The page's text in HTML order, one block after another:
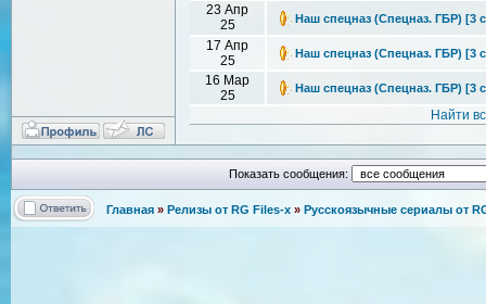
23 Апр
25
Наш спецназ (Спецназ. ГБР) [3
17 Апр
25
Наш спецназ (Спецназ. ГБР) [3
16 Мар
25
Наш спецназ (Спецназ. ГБР) [3
Найти
Показать сообщения:
Главная » Релизы от RG Files-x » Русскоязычные сериалы от